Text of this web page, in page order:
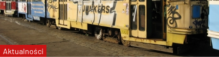
Aktualności